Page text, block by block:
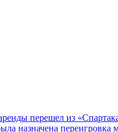
перешел из
назначена